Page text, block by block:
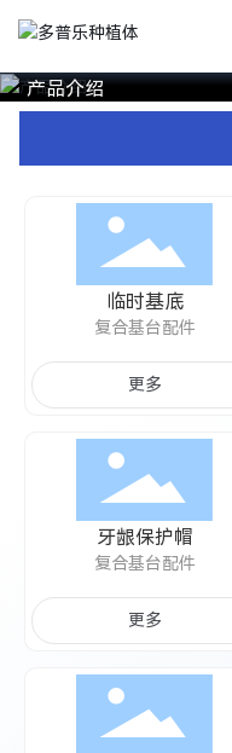
产品介绍
临时基底
复合基台配件
更多
牙龈保护帽
复合基台配件
更多